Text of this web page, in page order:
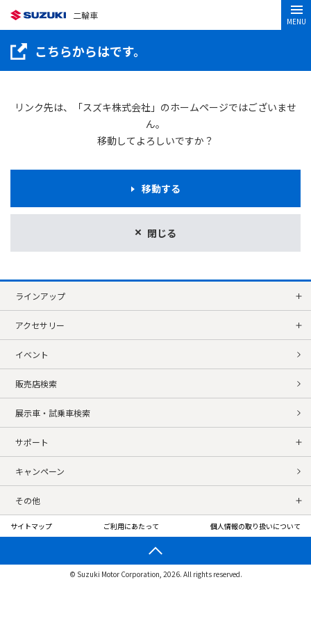
二輪車
MENU
こちらからはです。
リンク先は、「スズキ株式会社」のホームページではございませ
ん。
移動してよろしいですか？
閉じる
移動する
ラインアップ
アクセサリー
イベント
販売店検索
展示車・試乗車検索
サポート
キャンペーン
その他
サイトマップ ご利用にあたって 個人情報の取り扱いについて
© Suzuki Motor Corporation, 2026. All rights reserved.